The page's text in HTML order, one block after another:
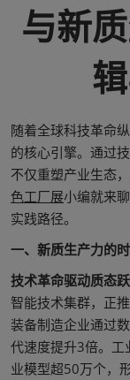
与新
随着全球科技革命
的核心引擎。通过
不仅重塑产业生态
色工厂展小编就来
实践路径。
一、新质生产力的
技术革命驱动质态
智能技术集群，正
装备制造企业通过
代速度提升3倍。
业模型超50万个，